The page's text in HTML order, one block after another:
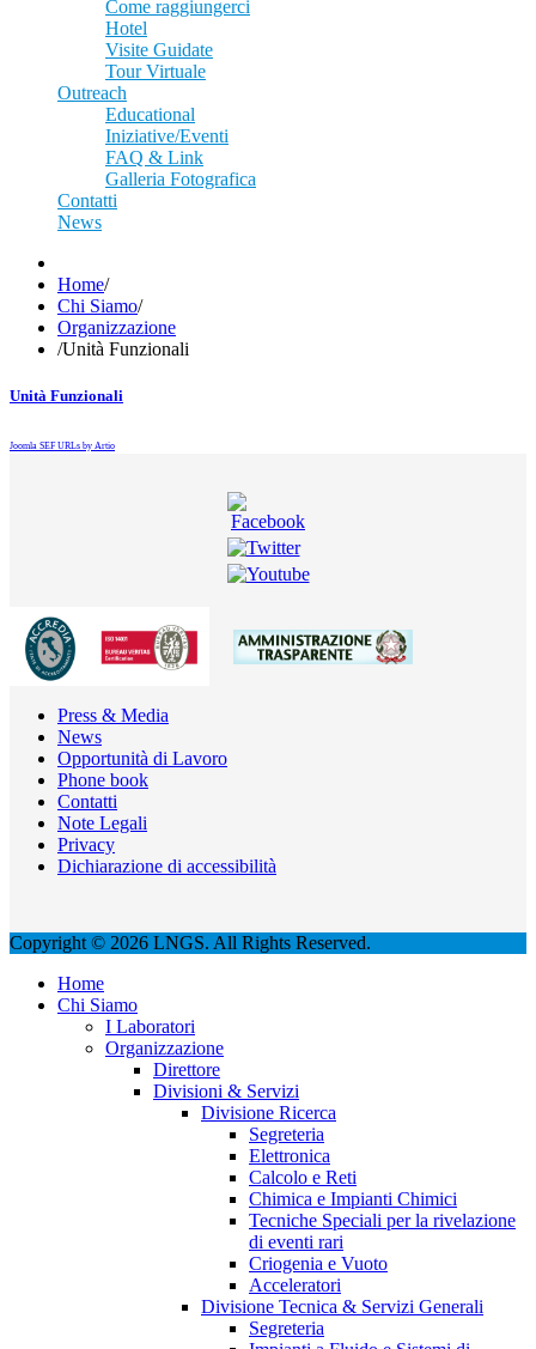
Come raggiungerci
Hotel
Visite Guidate
Tour Virtuale
Outreach
Educational
Iniziative/Eventi
FAQ & Link
Galleria Fotografica
Contatti
News
Home/
Chi Siamo/
Organizzazione
/Unità Funzionali
Unità Funzionali
Joomla SEF URLs by Artio
Press & Media
News
Opportunità di Lavoro
Phone book
Contatti
Note Legali
Privacy
Dichiarazione di accessibilità
Copyright © 2026 LNGS. All Rights Reserved.
Home
Chi Siamo
I Laboratori
Organizzazione
Direttore
Divisioni & Servizi
Divisione Ricerca
Segreteria
Elettronica
Calcolo e Reti
Chimica e Impianti Chimici
Tecniche Speciali per la rivelazione
di eventi rari
Criogenia e Vuoto
Acceleratori
Divisione Tecnica & Servizi Generali
Segreteria